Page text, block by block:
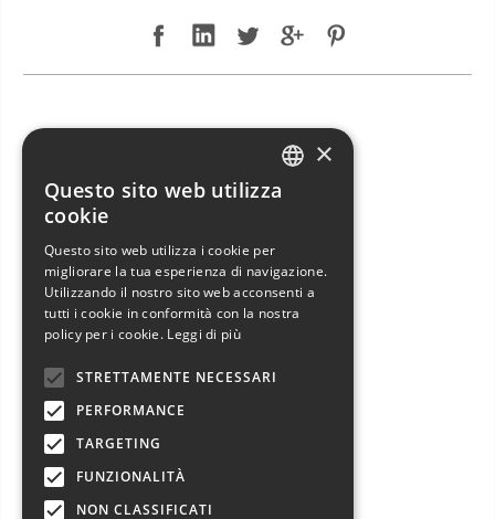
NUOVO ARRIVO: JEANNEAU SUN ODYSSEY 49 DS in vendita esclusiva!
Jeanneau Sun Odyssey 49 DS usato con randa avvolgibile e genoa
FRENCH
GERMAN
×
Questo sito web utilizza
cookie
Questo sito web utilizza i cookie per
migliorare la tua esperienza di navigazione.
Utilizzando il nostro sito web acconsenti a
tutti i cookie in conformità con la nostra
policy per i cookie. Leggi di più
STRETTAMENTE NECESSARI
PERFORMANCE
TARGETING
FUNZIONALITÀ
NON CLASSIFICATI